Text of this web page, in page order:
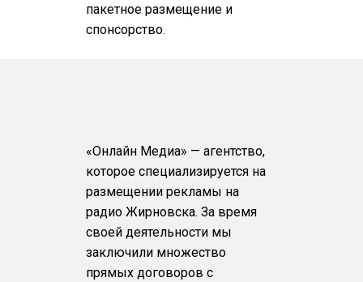
пакетное размещение и
спонсорство.
«Онлайн Медиа» — агентство,
которое специализируется на
размещении рекламы на
радио Жирновска. За время
своей деятельности мы
заключили множество
прямых договоров с